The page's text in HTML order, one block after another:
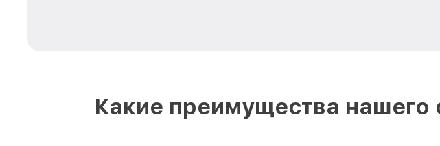
Какие преимущества нашего